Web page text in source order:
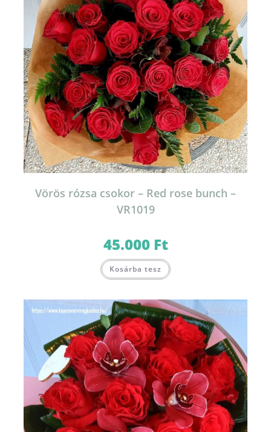
Vörös rózsa csokor – Red rose bunch –
VR1019
45.000 Ft
Kosárba tesz